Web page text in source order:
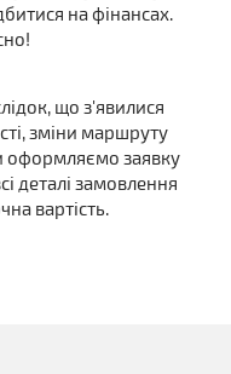
на фінансах.
що з'явилися
зміни маршруту
оформляємо заявку
деталі замовлення
вартість.